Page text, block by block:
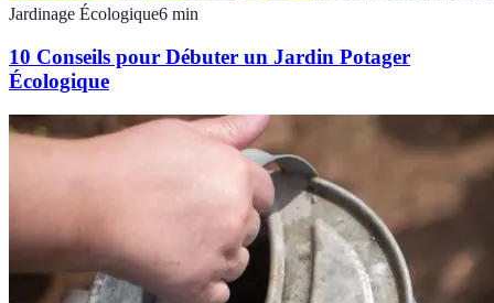
Jardinage Écologique6 min
10 Conseils pour Débuter un Jardin Potager
Écologique